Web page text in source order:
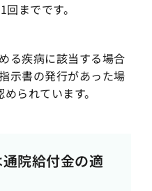
までです。
る疾病に該当する場合
示書の発行があった場
られています。
院給付金の適